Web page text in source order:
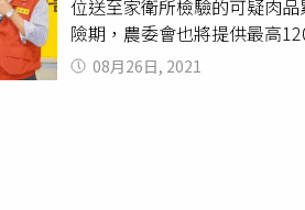
養豬場公務員及3名廠商分別
組發現，國營養豬場廢水處
者，不但造成環境污染，破
續追查環保犯罪，守護民眾
位送至家衛所檢驗的可疑肉
險期，農委會也將提供最高
跨縣市累計5321處，各單位
全國養豬場計有6400多場
08月26日, 2021